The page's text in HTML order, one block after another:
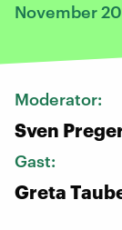
November
Moderator:
Sven
Gast:
Greta